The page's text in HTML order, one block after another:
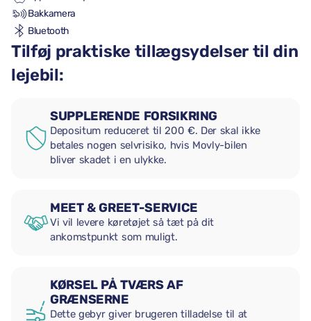
Bakkamera
Bluetooth
Tilføj praktiske tillægsydelser til din
lejebil:
SUPPLERENDE FORSIKRING
Depositum reduceret til 200 €. Der skal ikke
betales nogen selvrisiko, hvis Movly-bilen
bliver skadet i en ulykke.
MEET & GREET-SERVICE
Vi vil levere køretøjet så tæt på dit
ankomstpunkt som muligt.
KØRSEL PÅ TVÆRS AF
GRÆNSERNE
Dette gebyr giver brugeren tilladelse til at